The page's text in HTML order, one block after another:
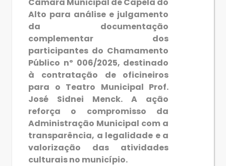
Alto para análise e julgamento
da documentação
complementar dos
participantes do Chamamento
Público nº 006/2025, destinado
à contratação de oficineiros
para o Teatro Municipal Prof.
José Sidnei Menck. A ação
reforça o compromisso da
Administração Municipal com a
transparência, a legalidade e a
valorização das atividades
culturais no município.